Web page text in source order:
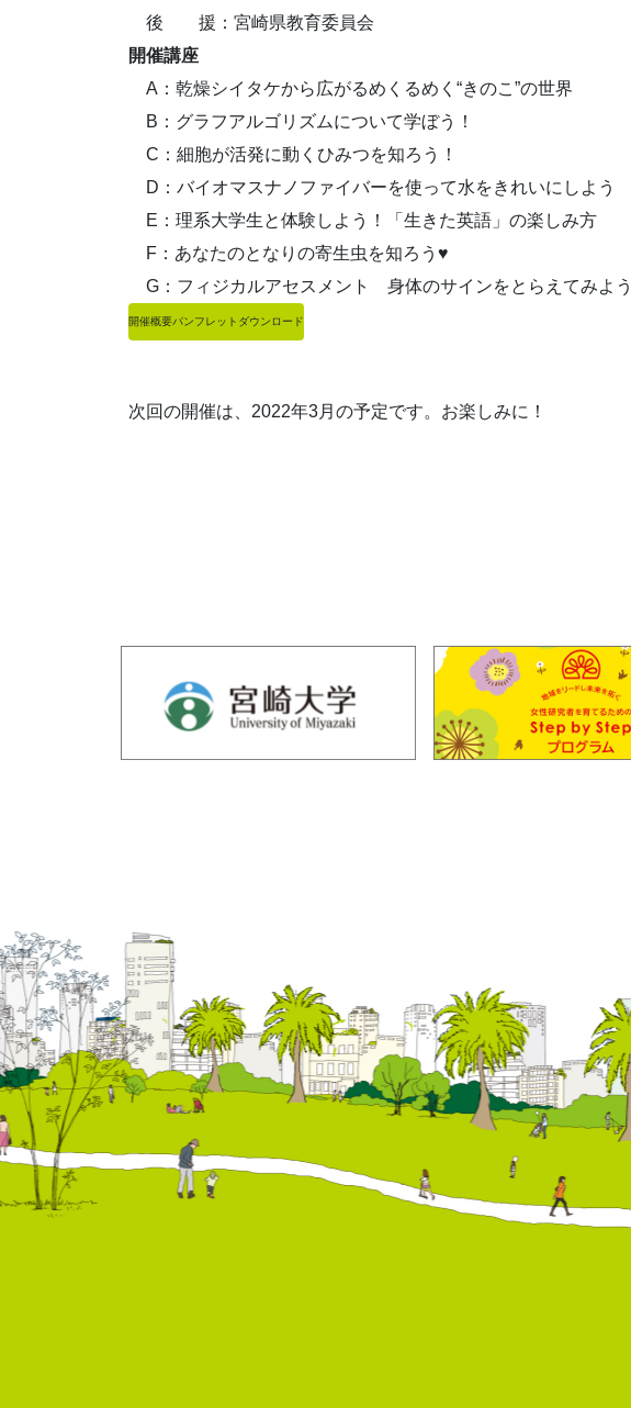
後 援：宮崎県教育委員会
開催講座
A：乾燥シイタケから広がるめくるめく“きのこ”の世界
B：グラフアルゴリズムについて学ぼう！
C：細胞が活発に動くひみつを知ろう！
D：バイオマスナノファイバーを使って水をきれいにしよう
E：理系大学生と体験しよう！「生きた英語」の楽しみ方
F：あなたのとなりの寄生虫を知ろう♥
G：フィジカルアセスメント 身体のサインをとらえてみよう
開催概要パンフレットダウンロード
次回の開催は、2022年3月の予定です。お楽しみに！